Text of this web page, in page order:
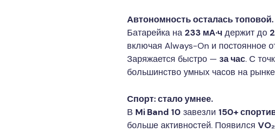
Автономность осталась топовой.
Батарейка на 233 мА·ч держит до
включая Always-On и постоянное
Заряжается быстро —за час. С
большинство умных часов на
Спорт: стало умнее.
В Mi Band 10 завезли 150+
больше активностей. Появился